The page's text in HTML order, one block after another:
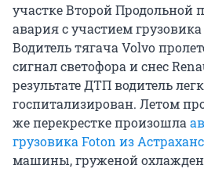
участке Второй Продольной
авария с участием
Водитель тягача Volvo
сигнал светофора и снес
результате ДТП водитель
госпитализирован. Летом
же перекрестке произошла
грузовика Foton из
машины, груженой